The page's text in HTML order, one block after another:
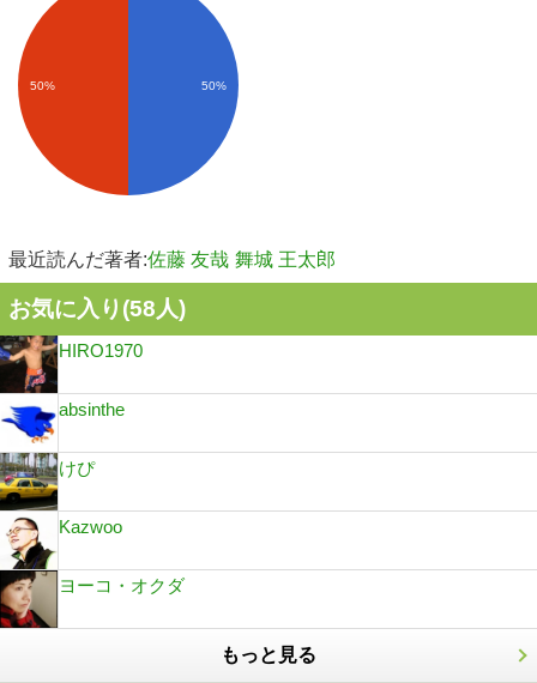
50% 50%
最近読んだ著者:佐藤 友哉 舞城 王太郎
お気に入り(58人)
HIRO1970
absinthe
けぴ
Kazwoo
ヨーコ・オクダ
もっと見る